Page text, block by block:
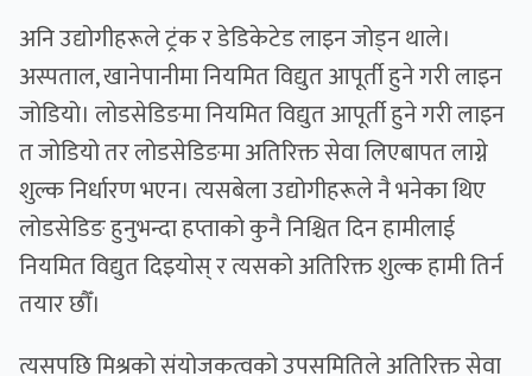
अनि उद्योगीहरूले ट्रंक र डेडिकेटेड लाइन जोड्न थाले।
अस्पताल, खानेपानीमा नियमित विद्युत आपूर्ती हुने गरी लाइन
जोडियो। लोडसेडिङमा नियमित विद्युत आपूर्ती हुने गरी लाइन
त जोडियो तर लोडसेडिङमा अतिरिक्त सेवा लिएबापत लाग्ने
शुल्क निर्धारण भएन। त्यसबेला उद्योगीहरूले नै भनेका थिए
लोडसेडिङ हुनुभन्दा हप्ताको कुनै निश्चित दिन हामीलाई
नियमित विद्युत दिइयोस् र त्यसको अतिरिक्त शुल्क हामी तिर्न
तयार छौँ।
त्यसपछि मिश्रको संयोजकत्वको उपसमितिले अतिरिक्त सेवा